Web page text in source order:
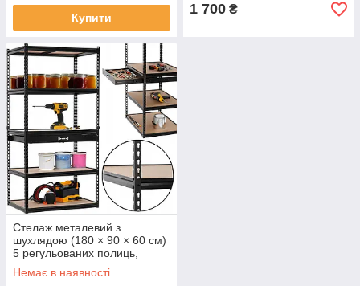
Купити
1 700 ₴
Стелаж металевий з
шухлядою (180 × 90 × 60 см)
5 регульованих полиць,
навантаження на полицю -
175 кг, Чорний
Немає в наявності